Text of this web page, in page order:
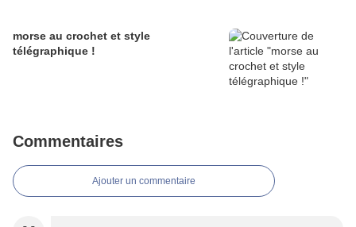
morse au crochet et style
télégraphique !
Commentaires
Ajouter un commentaire